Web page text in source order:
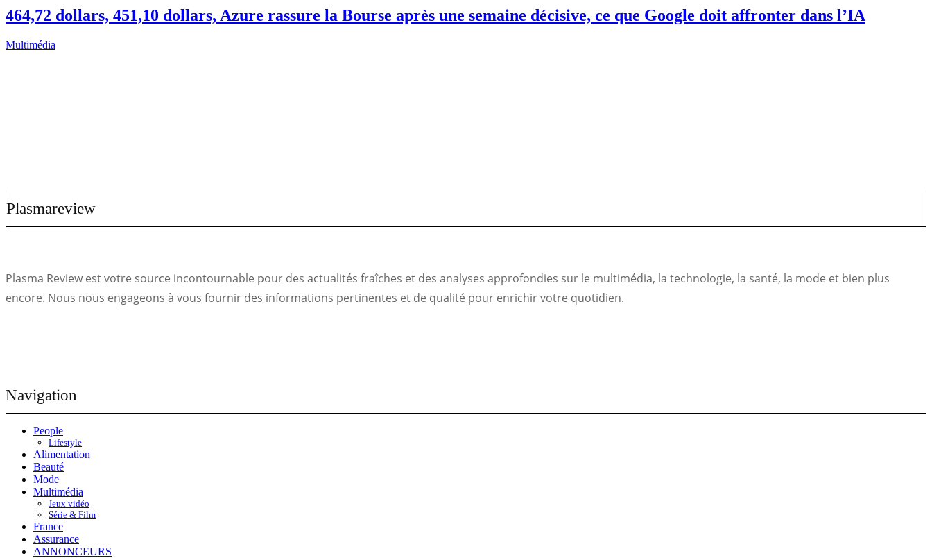
464,72 dollars, 451,10 dollars, Azure rassure la Bourse après une semaine décisive, ce que Google doit affronter dans l’IA
Multimédia
Plasmareview
Plasma Review est votre source incontournable pour des actualités fraîches et des analyses approfondies sur le multimédia, la technologie, la santé, la mode et bien plus
encore. Nous nous engageons à vous fournir des informations pertinentes et de qualité pour enrichir votre quotidien.
Navigation
People
Lifestyle
Alimentation
Beauté
Mode
Multimédia
Jeux vidéo
Série & Film
France
Assurance
ANNONCEURS